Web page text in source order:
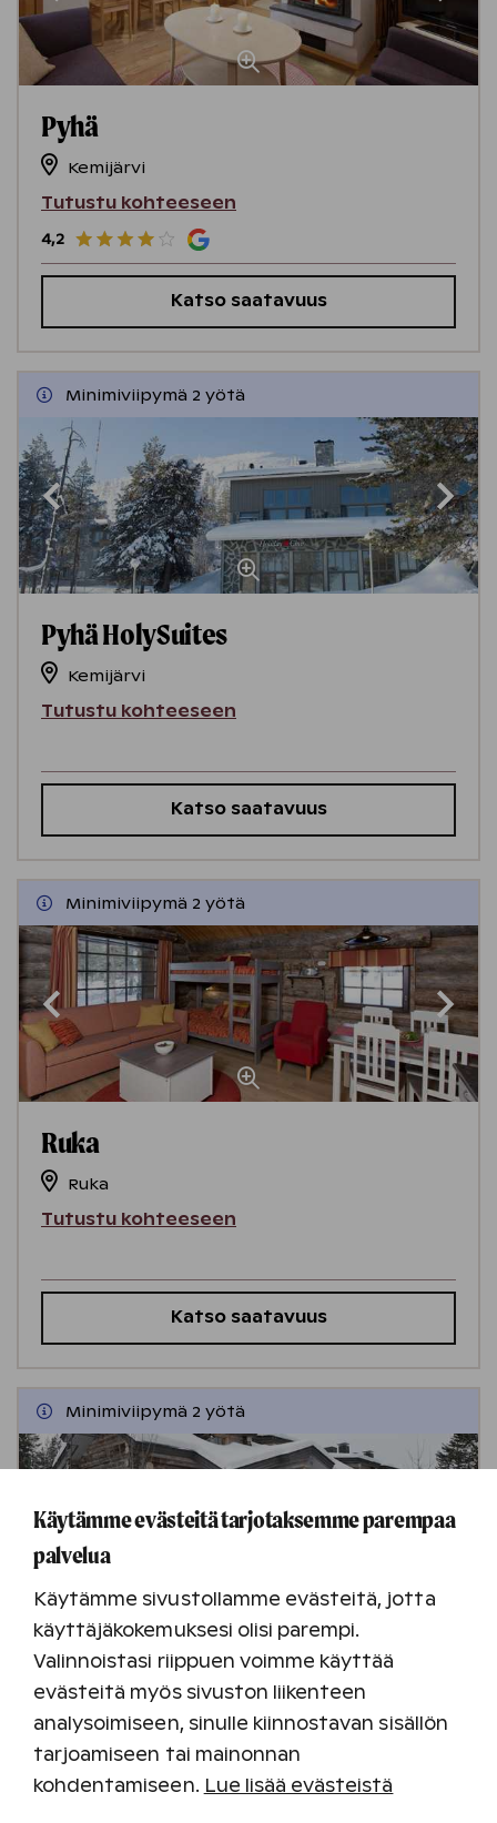
Pyhä
Kemijärvi
Tutustu kohteeseen
4,2
Katso saatavuus
Minimiviipymä 2 yötä
Pyhä HolySuites
Kemijärvi
Tutustu kohteeseen
Katso saatavuus
Minimiviipymä 2 yötä
Ruka
Ruka
Tutustu kohteeseen
Katso saatavuus
Minimiviipymä 2 yötä
Rukan lomakylä
Ruka
Tutustu kohteeseen
Käytämme evästeitä tarjotaksemme parempaa
palvelua
Käytämme sivustollamme evästeitä, jotta
käyttäjäkokemuksesi olisi parempi.
Valinnoistasi riippuen voimme käyttää
evästeitä myös sivuston liikenteen
analysoimiseen, sinulle kiinnostavan sisällön
tarjoamiseen tai mainonnan
kohdentamiseen. Lue lisää evästeistä